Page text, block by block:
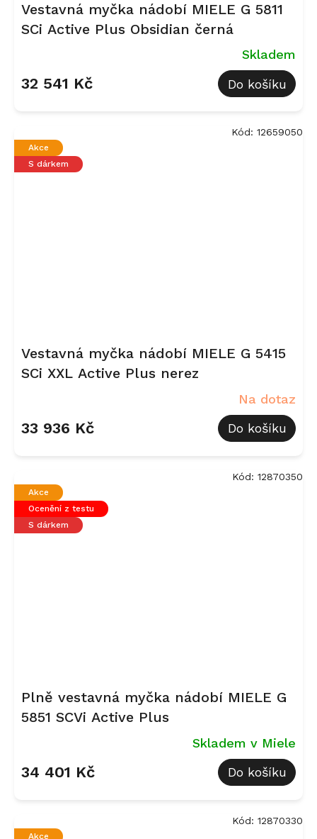
Vestavná myčka nádobí MIELE G 5811
SCi Active Plus Obsidian černá
Skladem
32 541 Kč Do košíku
Akce
S dárkem
Vestavná myčka nádobí MIELE G 5415
SCi XXL Active Plus nerez
Na dotaz
33 936 Kč Do košíku
Kód: 12659050
Akce
Ocenění z testu
S dárkem
Plně vestavná myčka nádobí MIELE G
5851 SCVi Active Plus
Skladem v Miele
34 401 Kč Do košíku
Kód: 12870350
Akce
Kód: 12870330